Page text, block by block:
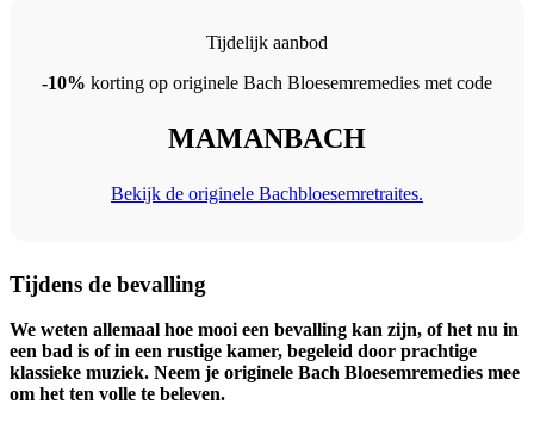
Tijdelijk aanbod
-10% korting op originele Bach Bloesemremedies met code
MAMANBACH
Bekijk de originele Bachbloesemretraites.
Tijdens de bevalling
We weten allemaal hoe mooi een bevalling kan zijn, of het nu in
een bad is of in een rustige kamer, begeleid door prachtige
klassieke muziek. Neem je originele Bach Bloesemremedies mee
om het ten volle te beleven.